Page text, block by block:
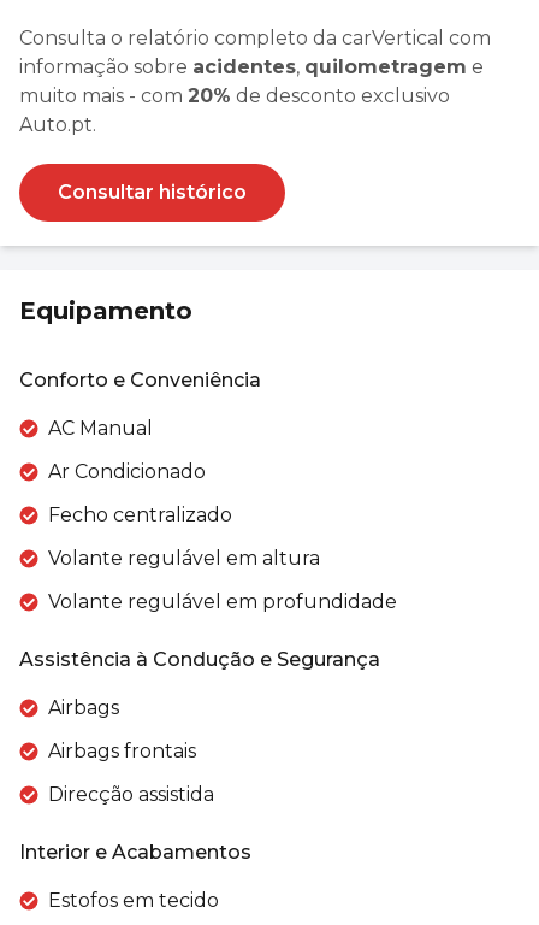
Consulta o relatório completo da carVertical com
informação sobre acidentes, quilometragem e
muito mais - com 20% de desconto exclusivo
Auto.pt.
Consultar histórico
Equipamento
Conforto e Conveniência
AC Manual
Ar Condicionado
Fecho centralizado
Volante regulável em altura
Volante regulável em profundidade
Assistência à Condução e Segurança
Airbags
Airbags frontais
Direcção assistida
Interior e Acabamentos
Estofos em tecido